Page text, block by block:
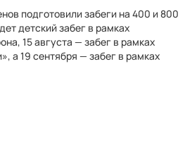
подготовили забеги на 400 и 800
детский забег в рамках
15 августа — забег в рамках
а 19 сентября — забег в рамках